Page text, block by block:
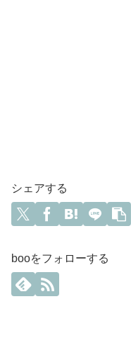
シェアする
booをフォローする